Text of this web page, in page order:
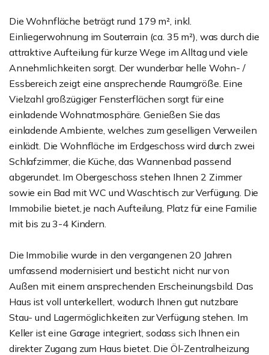
Die Wohnfläche beträgt rund 179 m², inkl.
Einliegerwohnung im Souterrain (ca. 35 m²), was durch die
attraktive Aufteilung für kurze Wege im Alltag und viele
Annehmlichkeiten sorgt. Der wunderbar helle Wohn- /
Essbereich zeigt eine ansprechende Raumgröße. Eine
Vielzahl großzügiger Fensterflächen sorgt für eine
einladende Wohnatmosphäre. Genießen Sie das
einladende Ambiente, welches zum geselligen Verweilen
einlädt. Die Wohnfläche im Erdgeschoss wird durch zwei
Schlafzimmer, die Küche, das Wannenbad passend
abgerundet. Im Obergeschoss stehen Ihnen 2 Zimmer
sowie ein Bad mit WC und Waschtisch zur Verfügung. Die
Immobilie bietet, je nach Aufteilung, Platz für eine Familie
mit bis zu 3-4 Kindern.
Die Immobilie wurde in den vergangenen 20 Jahren
umfassend modernisiert und besticht nicht nur von
Außen mit einem ansprechenden Erscheinungsbild. Das
Haus ist voll unterkellert, wodurch Ihnen gut nutzbare
Stau- und Lagermöglichkeiten zur Verfügung stehen. Im
Keller ist eine Garage integriert, sodass sich Ihnen ein
direkter Zugang zum Haus bietet. Die Öl-Zentralheizung